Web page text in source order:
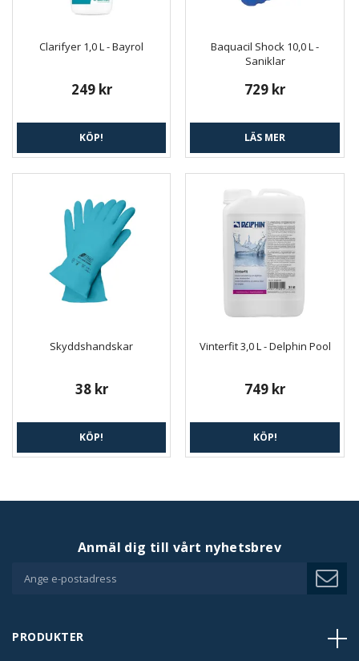
Clarifyer 1,0 L - Bayrol
249 kr
KÖP!
Baquacil Shock 10,0 L -
Saniklar
729 kr
LÄS MER
Skyddshandskar
38 kr
KÖP!
Vinterfit 3,0 L - Delphin Pool
749 kr
KÖP!
PRODUKTER
Anmäl dig till vårt nyhetsbrev